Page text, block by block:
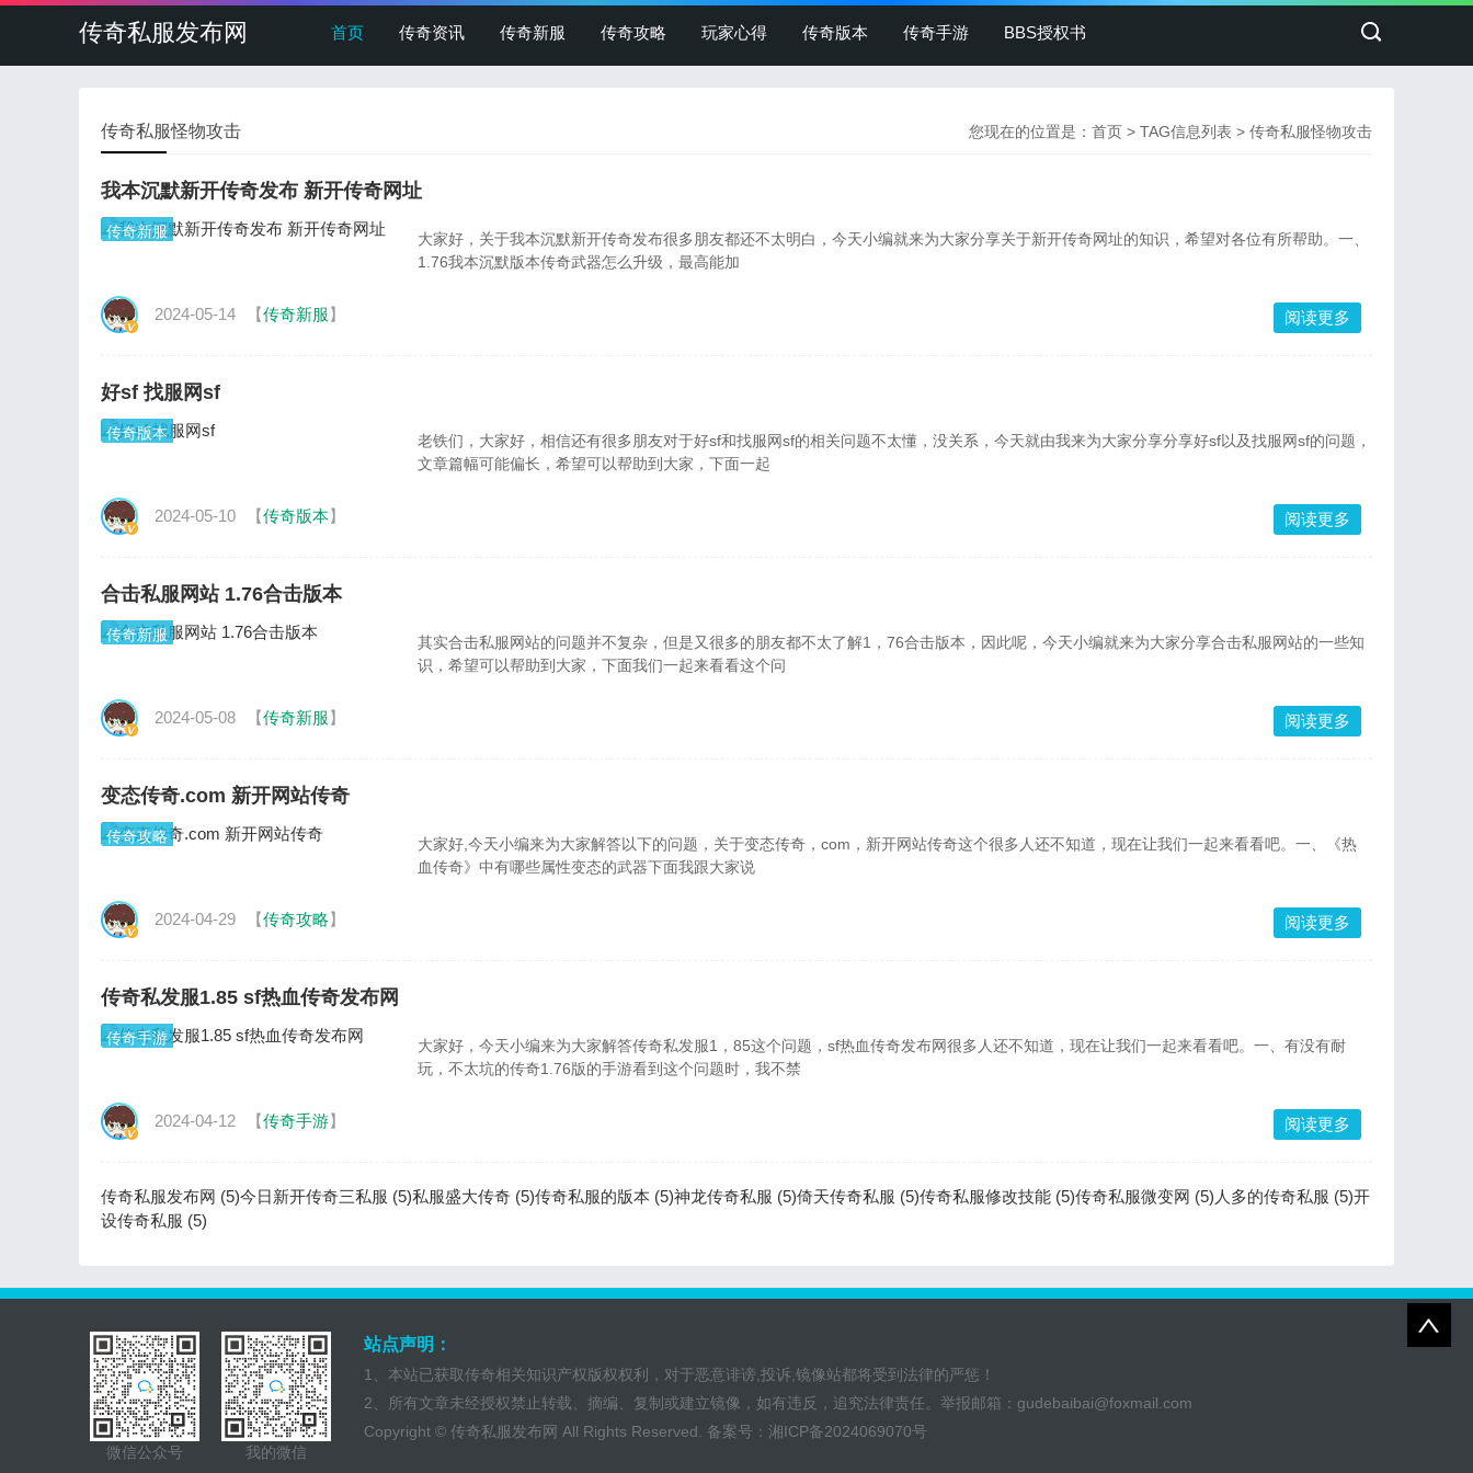
传奇私服发布网 首页 传奇资讯 传奇新服 传奇攻略 玩家心得 传奇版本 传奇手游 BBS授权书
您现在的位置是： 首页 > TAG信息列表 > 传奇私服怪物攻击
传奇私服怪物攻击
我本沉默新开传奇发布 新开传奇网址
传奇新服
大家好，关于我本沉默新开传奇发布很多朋友都还不太明白，今天小编就来为大家分享关于新开传奇网址的知识，希望对各位有所帮助。一、
1.76我本沉默版本传奇武器怎么升级，最高能加
2024-05-14 【传奇新服】 阅读更多
好sf 找服网sf
传奇版本
老铁们，大家好，相信还有很多朋友对于好sf和找服网sf的相关问题不太懂，没关系，今天就由我来为大家分享分享好sf以及找服网sf的问题，
文章篇幅可能偏长，希望可以帮助到大家，下面一起
2024-05-10 【传奇版本】 阅读更多
合击私服网站 1.76合击版本
传奇新服
其实合击私服网站的问题并不复杂，但是又很多的朋友都不太了解1，76合击版本，因此呢，今天小编就来为大家分享合击私服网站的一些知
识，希望可以帮助到大家，下面我们一起来看看这个问
2024-05-08 【传奇新服】 阅读更多
变态传奇.com 新开网站传奇
传奇攻略
大家好,今天小编来为大家解答以下的问题，关于变态传奇，com，新开网站传奇这个很多人还不知道，现在让我们一起来看看吧。一、《热
血传奇》中有哪些属性变态的武器下面我跟大家说
2024-04-29 【传奇攻略】 阅读更多
传奇私发服1.85 sf热血传奇发布网
传奇手游
大家好，今天小编来为大家解答传奇私发服1，85这个问题，sf热血传奇发布网很多人还不知道，现在让我们一起来看看吧。一、有没有耐
玩，不太坑的传奇1.76版的手游看到这个问题时，我不禁
2024-04-12 【传奇手游】 阅读更多
传奇私服发布网 (5)今日新开传奇三私服 (5)私服盛大传奇 (5)传奇私服的版本 (5)神龙传奇私服 (5)倚天传奇私服 (5)传奇私服修改技能 (5)传奇私服微变网 (5) 人多的传奇私服 (5)开
设传奇私服 (5)
微信公众号 我的微信
站点声明：
1、本站已获取传奇相关知识产权版权权利，对于恶意诽谤,投诉,镜像站都将受到法律的严惩！
2、所有文章未经授权禁止转载、摘编、复制或建立镜像，如有违反，追究法律责任。举报邮箱： gudebaibai@foxmail.com
Copyright © 传奇私服发布网 All Rights Reserved. 备案号： 湘ICP备2024069070号